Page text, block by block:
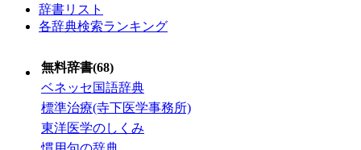
辞書リスト
各辞典検索ランキング
無料辞書(68)
ベネッセ国語辞典
標準治療(寺下医学事務所)
東洋医学のしくみ